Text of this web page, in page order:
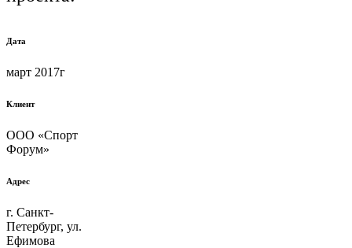
Дата
март 2017г
Клиент
ООО «Спорт
Форум»
Адрес
г. Санкт-
Петербург, ул.
Ефимова